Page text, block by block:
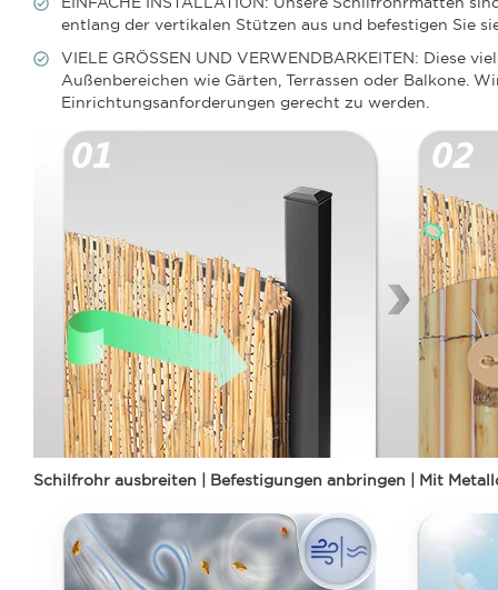
entlang der vertikalen Stützen aus und befestigen Sie
VIELE GRÖSSEN UND VERWENDBARKEITEN: Diese
Außenbereichen wie Gärten, Terrassen oder Balkone.
Einrichtungsanforderungen gerecht zu werden.
Schilfrohr ausbreiten | Befestigungen anbringen | Mit